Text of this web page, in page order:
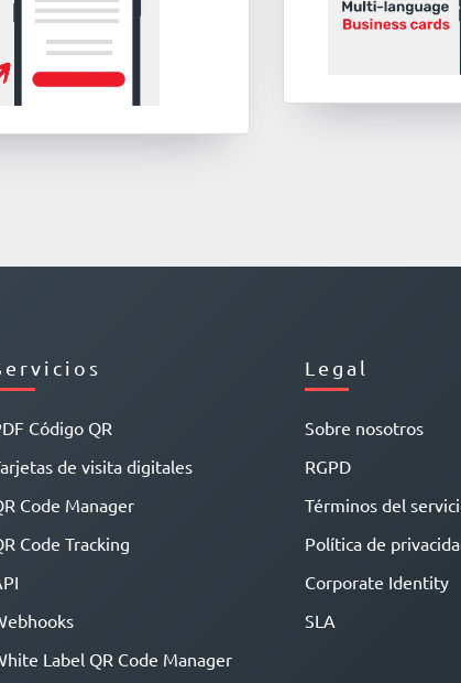
Código QR
de visita digitales
Code Manager
Code Tracking
Label QR Code Manager
Legal
Sobre nosotros
RGPD
Términos del
Política de
Corporate Identity
SLA